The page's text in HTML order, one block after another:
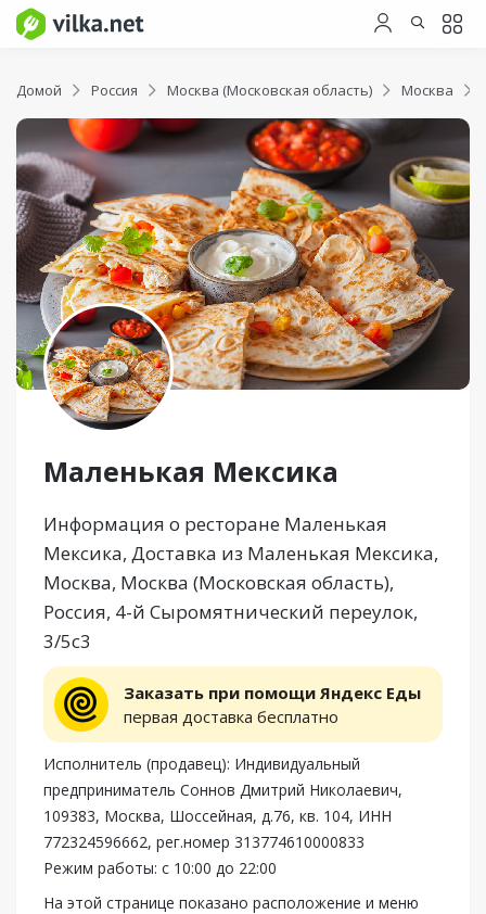
Домой Россия Москва (Московская область) Москва
Маленькая Мексика
Информация о ресторане Маленькая
Мексика, Доставка из Маленькая Мексика,
Москва, Москва (Московская область),
Россия, 4-й Сыромятнический переулок,
3/5с3
Заказать при помощи Яндекс Еды
первая доставка бесплатно
Исполнитель (продавец): Индивидуальный
предприниматель Соннов Дмитрий Николаевич,
109383, Москва, Шоссейная, д.76, кв. 104, ИНН
772324596662, рег.номер 313774610000833
Режим работы: с 10:00 до 22:00
На этой странице показано расположение и меню